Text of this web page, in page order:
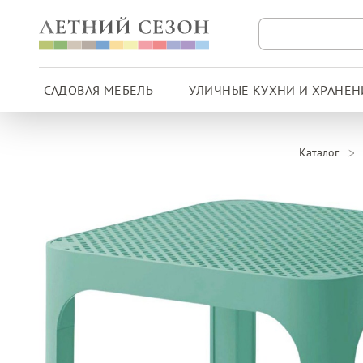
САДОВАЯ МЕБЕЛЬ УЛИЧНЫЕ КУХНИ И
Каталог